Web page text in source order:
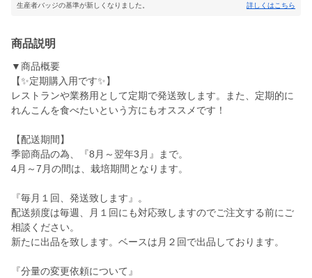
生産者バッジの基準が新しくなりました。 詳しくはこちら
商品説明
▼商品概要
【✨定期購入用です✨】
レストランや業務用として定期で発送致します。また、定期的に
れんこんを食べたいという方にもオススメです！
【配送期間】
季節商品の為、『8月～翌年3月』まで。
4月～7月の間は、栽培期間となります。
『毎月１回、発送致します』。
配送頻度は毎週、月１回にも対応致しますのでご注文する前にご
相談ください。
新たに出品を致します。ベースは月２回で出品しております。
『分量の変更依頼について』